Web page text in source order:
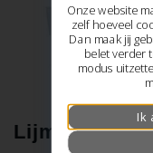
Lijmkit
Onze website
zelf hoeveel
Dan maak jij
belet verder
modus
Ik